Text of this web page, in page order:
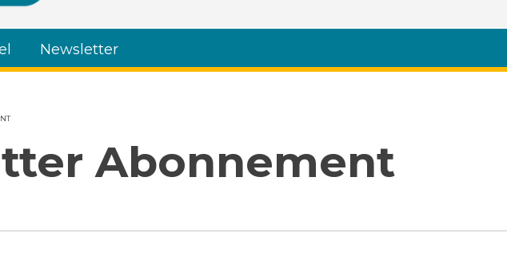
Newsletter
Abonnement